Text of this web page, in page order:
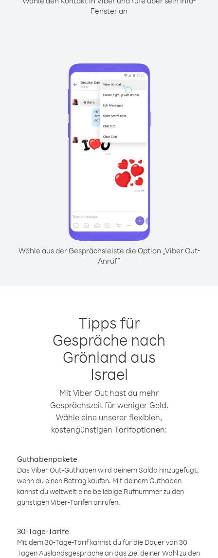
Fenster an
Wähle aus der Gesprächsleiste die Option „Viber Out-
Anruf“
Tipps für
Gespräche nach
Grönland aus
Israel
Mit Viber Out hast du mehr
Gesprächszeit für weniger Geld.
Wähle eine unserer flexiblen,
kostengünstigen Tarifoptionen:
Guthabenpakete
Das Viber Out-Guthaben wird deinem Saldo hinzugefügt,
wenn du einen Betrag kaufen. Mit deinem Guthaben
kannst du weltweit eine beliebige Rufnummer zu den
günstigen Viber-Tarifen anrufen.
30-Tage-Tarife
Mit dem 30-Tage-Tarif kannst du für die Dauer von 30
Tagen Auslandsgespräche an das Ziel deiner Wahl zu den